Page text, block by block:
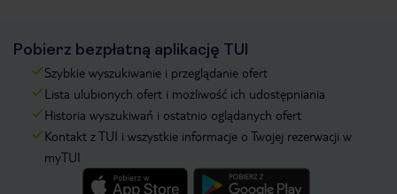
Pobierz bezpłatną aplikację TUI
Szybkie wyszukiwanie i przeglądanie ofert
Lista ulubionych ofert i możliwość ich udostępniania
Historia wyszukiwań i ostatnio oglądanych ofert
Kontakt z TUI i wszystkie informacje o Twojej rezerwacji w
myTUI